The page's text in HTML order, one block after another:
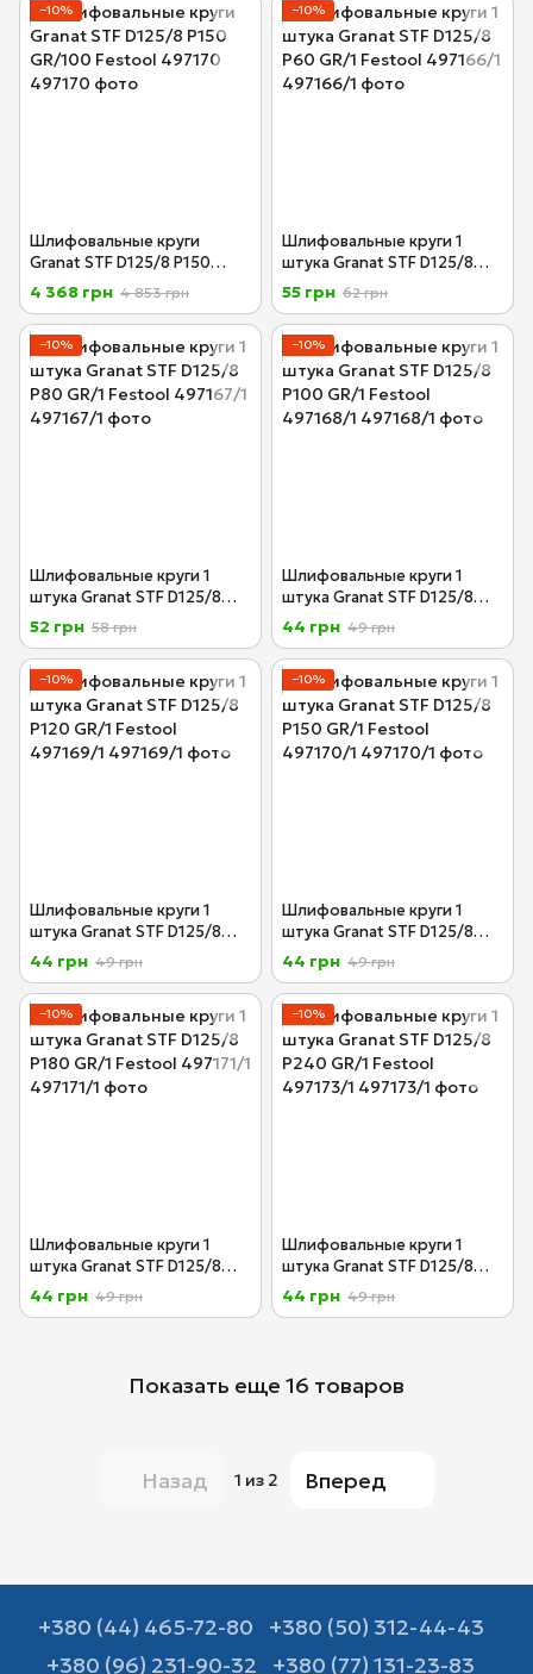
−10%
Шлифовальные круги
Granat STF D125/8 P150
GR/100 Festool 497170
4 368 грн 4 853 грн
−10%
Шлифовальные круги 1
штука Granat STF D125/8
P60 GR/1 Festool 497166/1
55 грн 62 грн
−10%
Шлифовальные круги 1
штука Granat STF D125/8
P80 GR/1 Festool 497167/1
52 грн 58 грн
−10%
Шлифовальные круги 1
штука Granat STF D125/8
P100 GR/1 Festool 497168/1
44 грн 49 грн
−10%
Шлифовальные круги 1
штука Granat STF D125/8
P120 GR/1 Festool 497169/1
44 грн 49 грн
−10%
Шлифовальные круги 1
штука Granat STF D125/8
P150 GR/1 Festool 497170/1
44 грн 49 грн
−10%
Шлифовальные круги 1
штука Granat STF D125/8
P180 GR/1 Festool 497171/1
44 грн 49 грн
−10%
Шлифовальные круги 1
штука Granat STF D125/8
P240 GR/1 Festool 497173/1
44 грн 49 грн
Показать еще 16 товаров
Назад 1 из 2 Вперед
+380 (44) 465-72-80
+380 (50) 312-44-43
+380 (96) 231-90-32
+380 (77) 131-23-83